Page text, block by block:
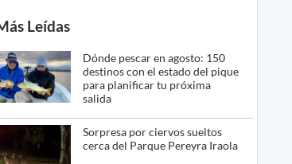
Leídas
Dónde pescar en agosto: 150
destinos con el estado del pique
para planificar tu próxima
salida
Sorpresa por ciervos sueltos
cerca del Parque Pereyra Iraola